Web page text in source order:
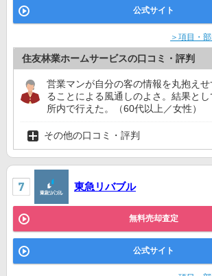
公式サイト
＞項目・
住友林業ホームサービスの口コミ・評判
営業マンが自分の客の情報を丸抱え
ることによる風通しのよさ。結果と
所内で行えた。（60代以上／女性）
その他の口コミ・評判
東急リバブル
無料売却査定
公式サイト